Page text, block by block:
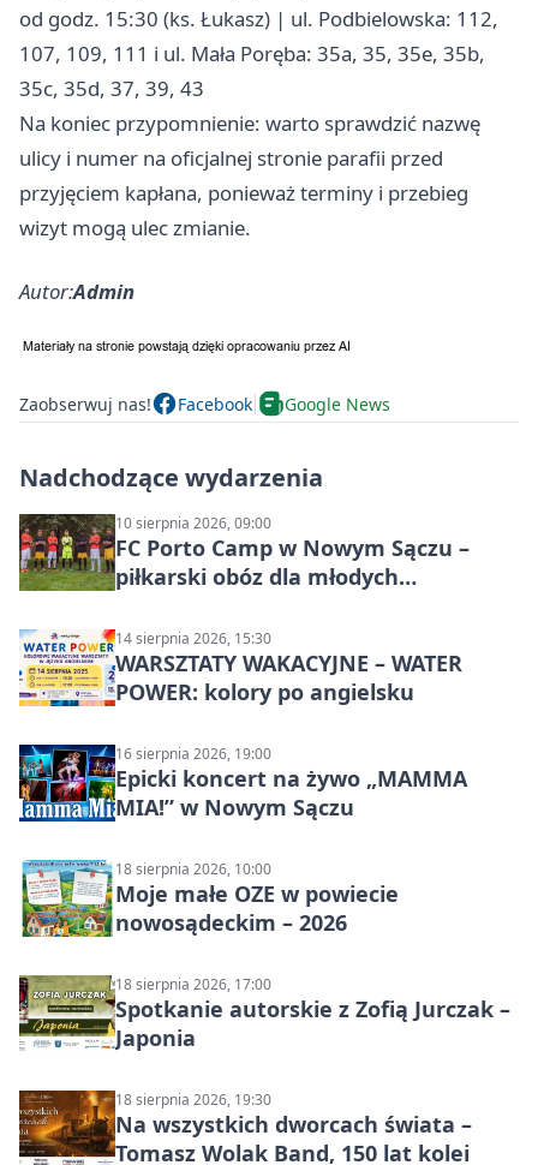
od godz. 15:30 (ks. Łukasz) | ul. Podbielowska: 112,
107, 109, 111 i ul. Mała Poręba: 35a, 35, 35e, 35b,
35c, 35d, 37, 39, 43
Na koniec przypomnienie: warto sprawdzić nazwę
ulicy i numer na oficjalnej stronie parafii przed
przyjęciem kapłana, ponieważ terminy i przebieg
wizyt mogą ulec zmianie.
Autor:Admin
Zaobserwuj nas! Facebook Google News
Nadchodzące wydarzenia
10 sierpnia 2026, 09:00
FC Porto Camp w Nowym Sączu –
piłkarski obóz dla młodych
14 sierpnia 2026, 15:30
WARSZTATY WAKACYJNE – WATER
POWER: kolory po angielsku
16 sierpnia 2026, 19:00
Epicki koncert na żywo „MAMMA
MIA!” w Nowym Sączu
18 sierpnia 2026, 10:00
Moje małe OZE w powiecie
nowosądeckim – 2026
18 sierpnia 2026, 17:00
Spotkanie autorskie z Zofią Jurczak –
Japonia
18 sierpnia 2026, 19:30
Na wszystkich dworcach świata –
Tomasz Wolak Band, 150 lat kolei